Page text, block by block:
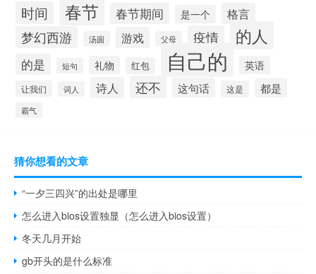
时间 春节 春节期间 是一个 格言
梦幻西游 汤圆 游戏 父母 疫情 的人
的是 短句 礼物 红包 自己的 英语
让我们 词人 诗人 还不 这句话 这是 都是
霸气
猜你想看的文章
“一夕三四兴”的出处是哪里
怎么进入bios设置独显（怎么进入bios设置）
冬天几月开始
gb开头的是什么标准